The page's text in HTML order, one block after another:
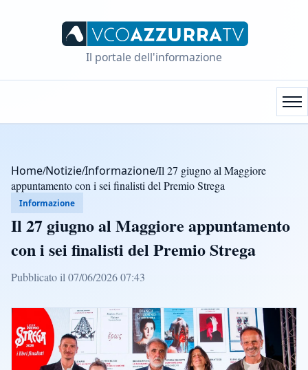
Il portale dell'informazione
Home/Notizie/Informazione/Il 27 giugno al Maggiore
appuntamento con i sei finalisti del Premio Strega
Informazione
Il 27 giugno al Maggiore appuntamento
con i sei finalisti del Premio Strega
Pubblicato il 07/06/2026 07:43